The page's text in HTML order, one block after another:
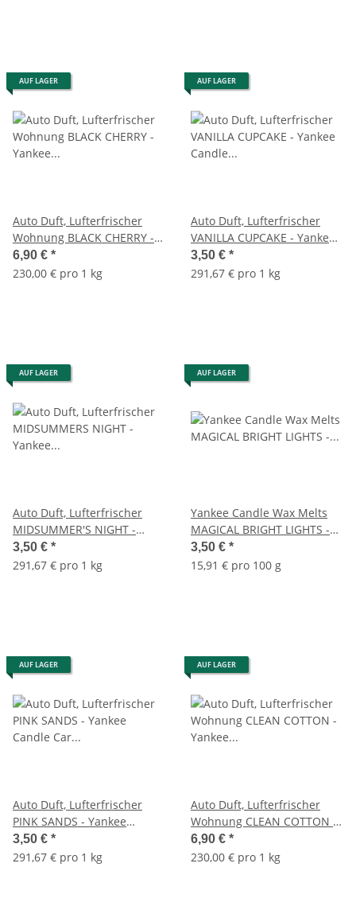
AUF LAGER
Auto Duft, Lufterfrischer
Wohnung BLACK CHERRY -
Yankee Candle Car Jar
Ultimate, Raumduft,
6,90 € *
230,00 € pro 1 kg
AUF LAGER
Auto Duft, Lufterfrischer
VANILLA CUPCAKE - Yankee
Candle Car Jar Paper,
Raumduft, Autoduft
3,50 € *
291,67 € pro 1 kg
AUF LAGER
Auto Duft, Lufterfrischer
MIDSUMMER'S NIGHT -
Yankee Candle Car Jar
Paper, Raumduft, Autoduft
3,50 € *
291,67 € pro 1 kg
AUF LAGER
Yankee Candle Wax Melts
MAGICAL BRIGHT LIGHTS -
Duftwachs, Wachs Melts
3,50 € *
15,91 € pro 100 g
AUF LAGER
Auto Duft, Lufterfrischer
PINK SANDS - Yankee
Candle Car Jar Paper,
Raumduft, Autoduft
3,50 € *
291,67 € pro 1 kg
AUF LAGER
Auto Duft, Lufterfrischer
Wohnung CLEAN COTTON -
Yankee Candle Car Jar
Ultimate, Raumduft,
6,90 € *
230,00 € pro 1 kg